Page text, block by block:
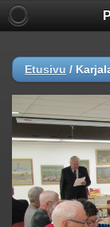
Etusivu /